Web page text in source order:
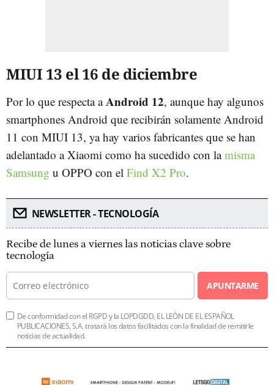
MIUI 13 el 16 de diciembre
Por lo que respecta aAndroid 12, aunque hay algunos
smartphones Android que recibirán solamente Android
11 con MIUI 13, ya hay varios fabricantes que se han
adelantado a Xiaomi como ha sucedido con lamisma
Samsung u OPPO con el Find X2 Pro.
NEWSLETTER - TECNOLOGÍA
Recibe de lunes a viernes las noticias clave sobre
tecnología
APUNTARME
De conformidad con el RGPD y la LOPDGDD, EL LEÓN DE EL ESPAÑOL
PUBLICACIONES, S.A. tratará los datos facilitados con la finalidad de remitirle
noticias de actualidad.